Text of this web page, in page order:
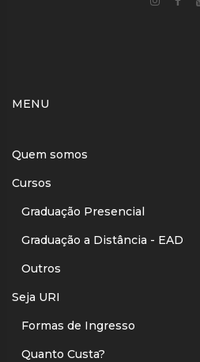
MENU
Quem somos
Cursos
Graduação Presencial
Graduação a Distância - EAD
Outros
Seja URI
Formas de Ingresso
Quanto Custa?